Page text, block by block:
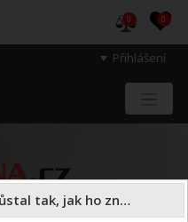
Přihlášení
0 0
Nastavení cookies: Aby web zůstal tak, jak ho znáte